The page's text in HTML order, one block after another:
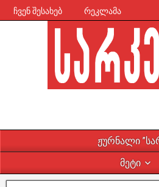
ჩვენ შესახებ რეკლამა
ჟურნალი
მეტი